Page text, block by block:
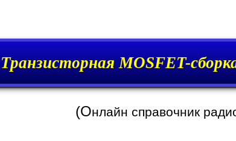
Транзисторная MOSFET-
(Онлайн справочник